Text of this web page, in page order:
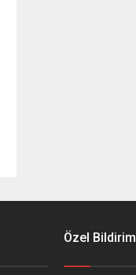
Özel Bildirim